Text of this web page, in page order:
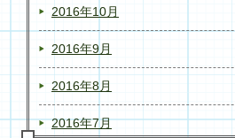
2016年10月
2016年9月
2016年8月
2016年7月